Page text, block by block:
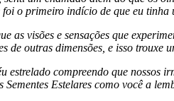
foi o primeiro indício de que eu
as visões e sensações que
de outras dimensões, e isso trouxe
estrelado compreendo que nossos
Estelares como você a